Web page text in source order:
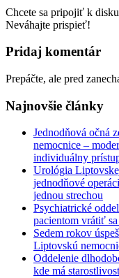
Chcete sa pripojiť k
Neváhajte prispieť!
Pridaj komentár
Prepáčte, ale pred
Najnovšie články
Jednodňová očná
nemocnice –
individuálny
Urológia
jednodňové
jednou strechou
Psychiatrické
pacientom vrátiť
Sedem rokov
Liptovskú
Oddelenie
kde má